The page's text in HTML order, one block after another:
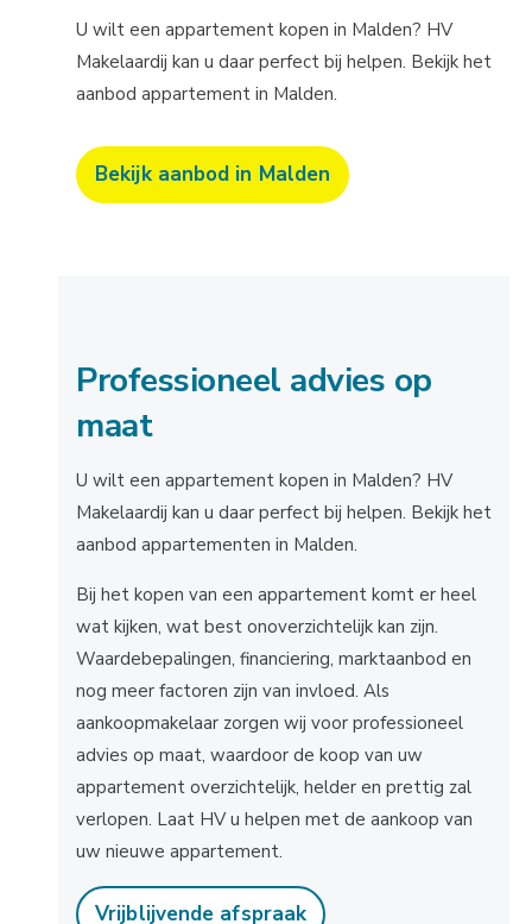
U wilt een appartement kopen in Malden? HV
Makelaardij kan u daar perfect bij helpen. Bekijk het
aanbod appartement in Malden.
Bekijk aanbod in Malden
Professioneel advies op
maat
U wilt een appartement kopen in Malden? HV
Makelaardij kan u daar perfect bij helpen. Bekijk het
aanbod appartementen in Malden.
Bij het kopen van een appartement komt er heel
wat kijken, wat best onoverzichtelijk kan zijn.
Waardebepalingen, financiering, marktaanbod en
nog meer factoren zijn van invloed. Als
aankoopmakelaar zorgen wij voor professioneel
advies op maat, waardoor de koop van uw
appartement overzichtelijk, helder en prettig zal
verlopen. Laat HV u helpen met de aankoop van
uw nieuwe appartement.
Vrijblijvende afspraak